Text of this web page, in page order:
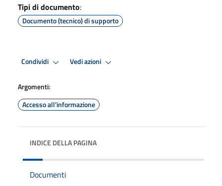
Tipi di documento:
Documento (tecnico) di supporto
Condividi Vedi azioni
Argomenti:
Accesso all'informazione
INDICE DELLA PAGINA
Documenti